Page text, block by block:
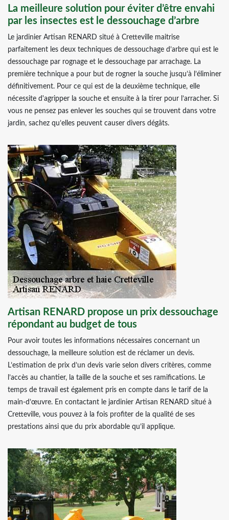
La meilleure solution pour éviter d’être envahi
par les insectes est le dessouchage d’arbre
Le jardinier Artisan RENARD situé à Cretteville maitrise
parfaitement les deux techniques de dessouchage d’arbre qui est le
dessouchage par rognage et le dessouchage par arrachage. La
première technique a pour but de rogner la souche jusqu’à l’éliminer
définitivement. Pour ce qui est de la deuxième technique, elle
nécessite d'agripper la souche et ensuite à la tirer pour l’arracher. Si
vous ne pensez pas enlever les souches qui se trouvent dans votre
jardin, sachez qu’elles peuvent causer divers dégâts.
Artisan RENARD propose un prix dessouchage
répondant au budget de tous
Pour avoir toutes les informations nécessaires concernant un
dessouchage, la meilleure solution est de réclamer un devis.
L’estimation de prix d’un devis varie selon divers critères, comme
l’accès au chantier, la taille de la souche et ses ramifications. Le
temps de travail est également pris en compte dans le tarif de la
main-d’œuvre. En contactant le jardinier Artisan RENARD situé à
Cretteville, vous pouvez à la fois profiter de la qualité de ses
prestations ainsi que du prix abordable qu’il applique.